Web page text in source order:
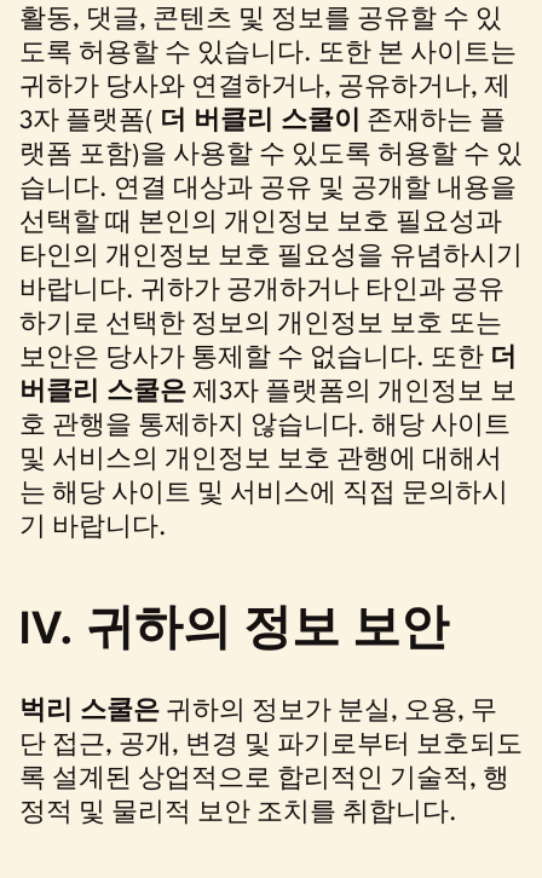
활동, 댓글, 콘텐츠 및 정보를 공유할 수 있
도록 허용할 수 있습니다. 또한 본 사이트는
귀하가 당사와 연결하거나, 공유하거나, 제
3자 플랫폼( 더 버클리 스쿨이
존재하는 플
랫폼 포함)을 사용할 수 있도록 허용할 수 있
습니다. 연결 대상과 공유 및 공개할 내용을
선택할 때 본인의 개인정보 보호 필요성과
타인의 개인정보 보호 필요성을 유념하시기
바랍니다. 귀하가 공개하거나 타인과 공유
하기로 선택한 정보의 개인정보 보호 또는
보안은 당사가 통제할 수 없습니다. 또한 더
버클리 스쿨은제3자 플랫폼의 개인정보 보
호 관행을 통제하지 않습니다. 해당 사이트
및 서비스의 개인정보 보호 관행에 대해서
는 해당 사이트 및 서비스에 직접 문의하시
기 바랍니다.
IV. 귀하의 정보 보안
벅리 스쿨은귀하의 정보가 분실, 오용, 무
단 접근, 공개, 변경 및 파기로부터 보호되도
록 설계된 상업적으로 합리적인 기술적, 행
정적 및 물리적 보안 조치를 취합니다.